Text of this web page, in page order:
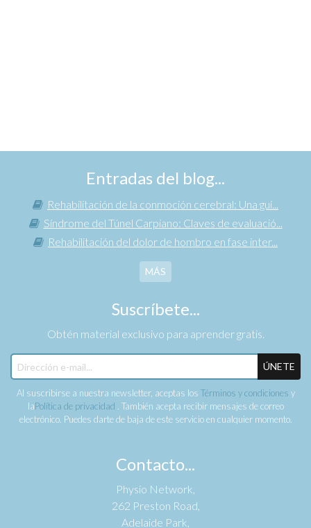
Entradas del blog...
Rehabilitación de la conmoción cerebral: Una guí...
Síndrome del Túnel Carpiano: Claves de evaluació...
Rehabilitación del dolor de hombro en fase inter...
MÁS
Suscríbete...
Obtén material exclusivo para aprender gratis.
ÚNETE
Al suscribirse a nuestra newsletter, aceptas los Términos y condiciones y
laPolítica de privacidad . También acepta recibir mensajes de correo
electrónico. Puedes darte de baja de este servicio en cualquier momento.
Contacto...
Physio Network,
262 Preston Road,
Adelaide Park,